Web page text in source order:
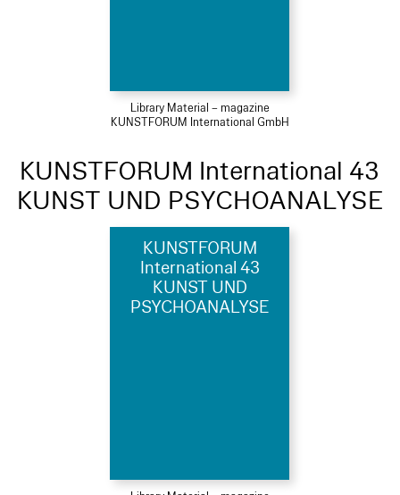
Library Material – magazine
KUNSTFORUM International GmbH
KUNSTFORUM International 43
KUNST UND PSYCHOANALYSE
KUNSTFORUM
International 43
KUNST UND
PSYCHOANALYSE